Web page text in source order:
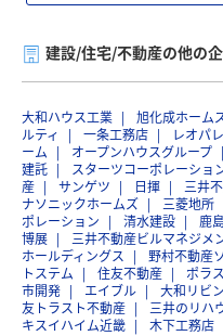
建設/住宅/不動産の他の
大和ハウス工業 旭化成ホーム
ルティ
一条工務店 レオパ
ーム
オープンハウスグループ
建託
スターツコーポレーショ
産
サンゲツ 日揮 三井
ナソニックホームズ
三菱地所
ポレーション
清水建設 鹿
博展
三井不動産ビルマネジメ
ホールディングス
野村不動産
トステム
住友不動産 ポラス
市開発
エイブル 大和リビ
友トラスト不動産
三井のリハ
キスイハイム近畿
木下工務店